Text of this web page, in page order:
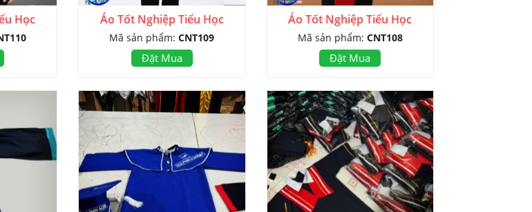
Học Áo Tốt Nghiệp Tiểu Học
Mã sản phẩm:CNT109
Đặt Mua
Áo Tốt Nghiệp Tiểu Học
Mã sản phẩm: CNT108
Đặt Mua